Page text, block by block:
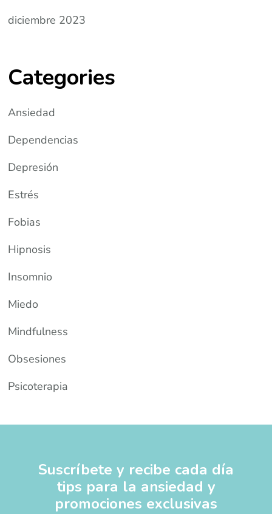
diciembre 2023
Categories
Ansiedad
Dependencias
Depresión
Estrés
Fobias
Hipnosis
Insomnio
Miedo
Mindfulness
Obsesiones
Psicoterapia
Suscríbete y recibe cada día
tips para la ansiedad y
promociones exclusivas